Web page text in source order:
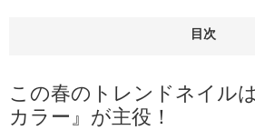
目次
この春のトレンドネイル
カラー』が主役！